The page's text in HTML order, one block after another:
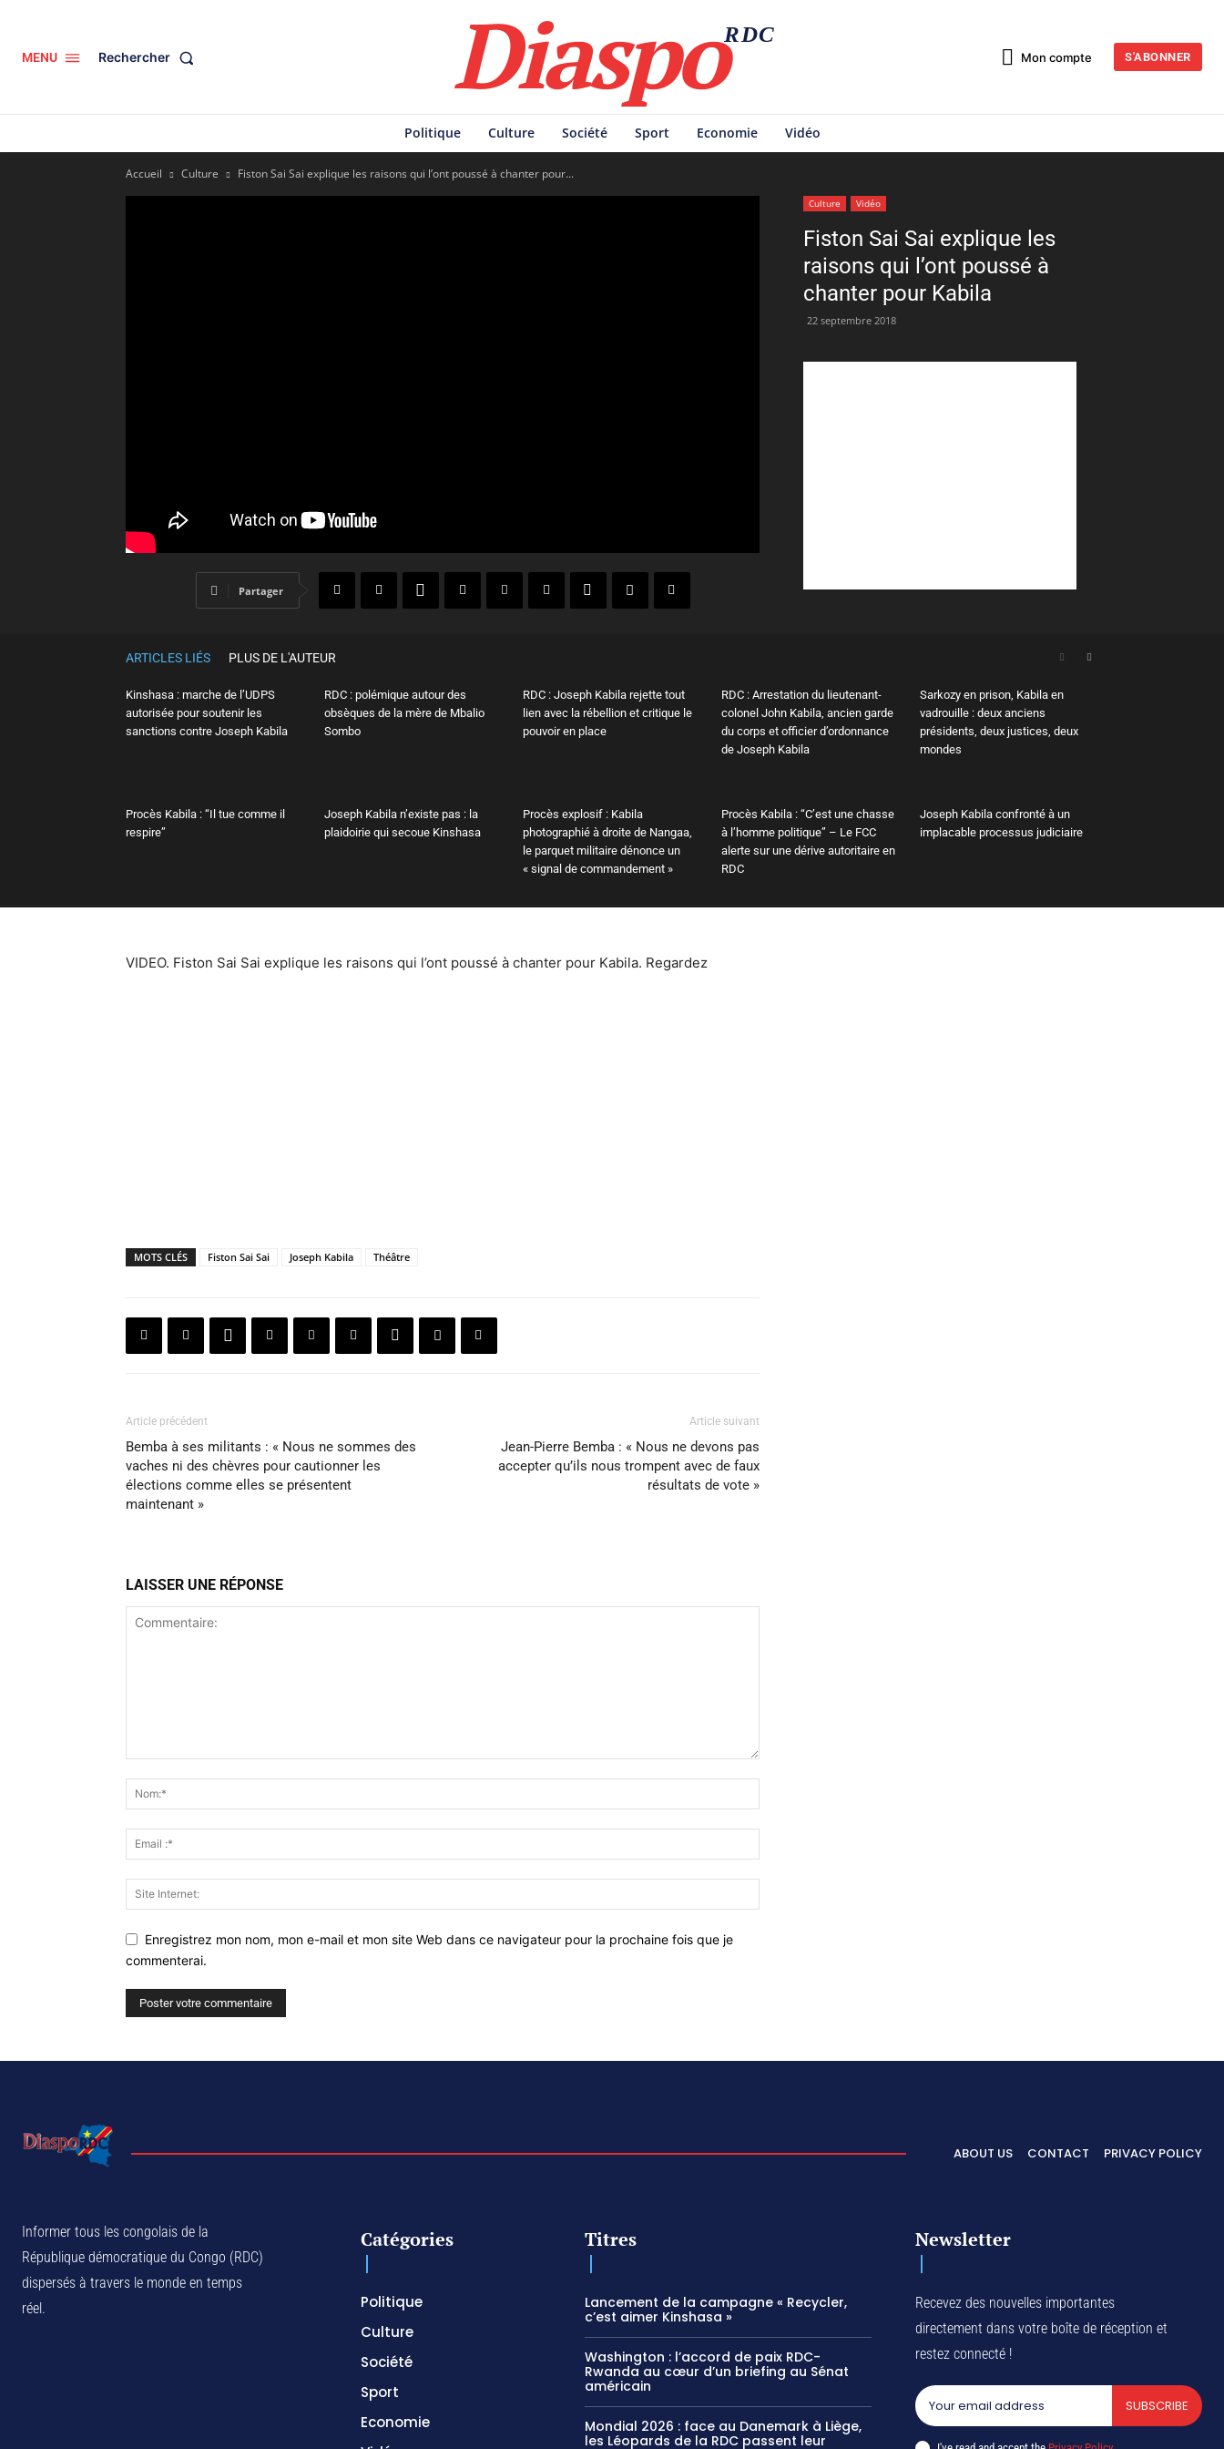
MENU Rechercher DiaspoRDC
Mon compte S'ABONNER
Politique Culture Société Sport Economie Vidéo
Accueil Culture Fiston Sai Sai explique les raisons qui l’ont poussé à chanter pour...
Culture Vidéo
Fiston Sai Sai explique les
raisons qui l’ont poussé à
chanter pour Kabila
22 septembre 2018
Partager
ARTICLES LIÉS PLUS DE L'AUTEUR
Kinshasa : marche de l’UDPS
autorisée pour soutenir les
sanctions contre Joseph Kabila
RDC : polémique autour des
obsèques de la mère de Mbalio
Sombo
RDC : Joseph Kabila rejette tout
lien avec la rébellion et critique le
pouvoir en place
RDC : Arrestation du lieutenant-
colonel John Kabila, ancien garde
du corps et officier d’ordonnance
de Joseph Kabila
Sarkozy en prison, Kabila en
vadrouille : deux anciens
présidents, deux justices, deux
mondes
Procès Kabila : “Il tue comme il
respire”
Joseph Kabila n’existe pas : la
plaidoirie qui secoue Kinshasa
Procès explosif : Kabila
photographié à droite de Nangaa,
le parquet militaire dénonce un
« signal de commandement »
Procès Kabila : “C’est une chasse
à l’homme politique” – Le FCC
alerte sur une dérive autoritaire en
RDC
Joseph Kabila confronté à un
implacable processus judiciaire
VIDEO. Fiston Sai Sai explique les raisons qui l’ont poussé à chanter pour Kabila. Regardez
MOTS CLÉS Fiston Sai Sai Joseph Kabila Théâtre
Article précédent
Bemba à ses militants : « Nous ne sommes des
vaches ni des chèvres pour cautionner les
élections comme elles se présentent
maintenant »
Article suivant
Jean-Pierre Bemba : « Nous ne devons pas
accepter qu’ils nous trompent avec de faux
résultats de vote »
LAISSER UNE RÉPONSE
Enregistrez mon nom, mon e-mail et mon site Web dans ce navigateur pour la prochaine fois que je
commenterai.
ABOUT US CONTACT PRIVACY POLICY
Informer tous les congolais de la
République démocratique du Congo (RDC)
dispersés à travers le monde en temps
réel.
Catégories
Politique
Culture
Société
Sport
Economie
Titres
Lancement de la campagne « Recycler,
c’est aimer Kinshasa »
Washington : l’accord de paix RDC-
Rwanda au cœur d’un briefing au Sénat
américain
Mondial 2026 : face au Danemark à Liège,
les Léopards de la RDC passent leur
Newsletter
Recevez des nouvelles importantes
directement dans votre boîte de réception et
restez connecté !
SUBSCRIBE